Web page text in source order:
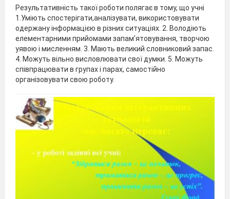
Результативність такої роботи полягає в тому, що учні
1.Уміють спостерігати,аналізувати, використовувати
одержану інформацією в різних ситуаціях. 2. Володіють
елементарними прийомами запам'ятовування, творчою
уявою і мисленням. 3. Мають великий словниковий запас.
4. Можуть вільно висловлювати свої думки. 5. Можуть
співпрацювати в групах і парах, самостійно
організовувати свою роботу.